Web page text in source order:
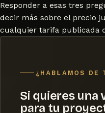
Responder a esas tres
decir más sobre el precio
cualquier tarifa publicada
¿HABLAMOS DE
Si quieres una
para tu